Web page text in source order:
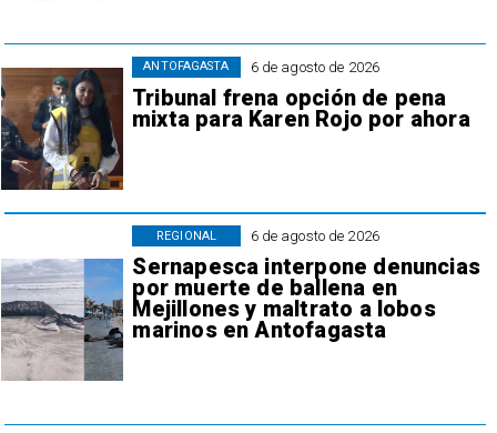
6 de agosto de 2026
Tribunal frena opción de pena
mixta para Karen Rojo por ahora
ANTOFAGASTA
6 de agosto de 2026
Sernapesca interpone denuncias
por muerte de ballena en
Mejillones y maltrato a lobos
marinos en Antofagasta
REGIONAL